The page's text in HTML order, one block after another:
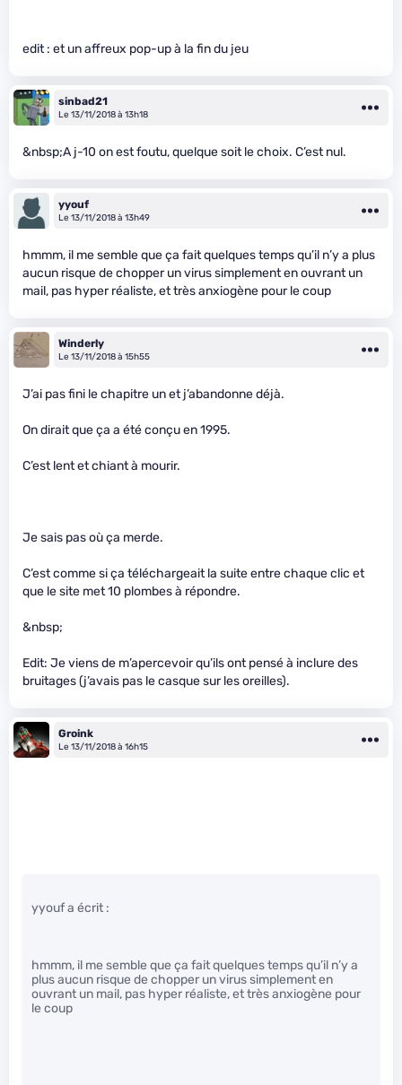
edit : et un affreux pop-up à la fin du jeu
sinbad21
Le 13/11/2018 à 13h18
&nbsp;A j-10 on est foutu, quelque soit le choix. C’est nul.
yyouf
Le 13/11/2018 à 13h49
hmmm, il me semble que ça fait quelques temps qu’il n’y a plus
aucun risque de chopper un virus simplement en ouvrant un
mail, pas hyper réaliste, et très anxiogène pour le coup
Winderly
Le 13/11/2018 à 15h55
J’ai pas fini le chapitre un et j’abandonne déjà.
On dirait que ça a été conçu en 1995.
C’est lent et chiant à mourir.
Je sais pas où ça merde.
C’est comme si ça téléchargeait la suite entre chaque clic et
que le site met 10 plombes à répondre.
&nbsp;
Edit: Je viens de m’apercevoir qu’ils ont pensé à inclure des
bruitages (j’avais pas le casque sur les oreilles).
Groink
Le 13/11/2018 à 16h15
yyouf a écrit :
hmmm, il me semble que ça fait quelques temps qu’il n’y a
plus aucun risque de chopper un virus simplement en
ouvrant un mail, pas hyper réaliste, et très anxiogène pour
le coup